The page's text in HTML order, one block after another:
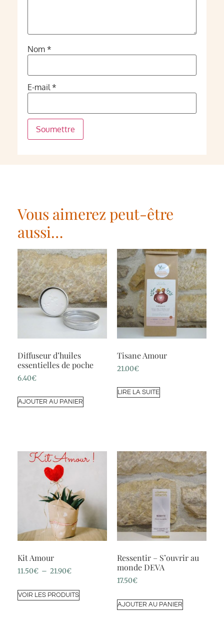
Nom *
E-mail*
Vous aimerez peut-être
aussi…
Diffuseur d’huiles
essentielles de poche
6.40€
AJOUTER AU PANIER
Tisane Amour
21.00€
LIRE LA SUITE
Kit Amour
11.50€ – 21.90€
VOIR LES PRODUITS
Ressentir – S’ouvrir au
monde DEVA
17.50€
AJOUTER AU PANIER